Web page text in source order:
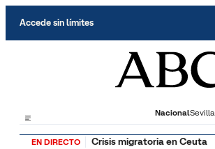
Accede sin límites
NacionalSevilla
EN DIRECTO Crisis migratoria en Ceuta